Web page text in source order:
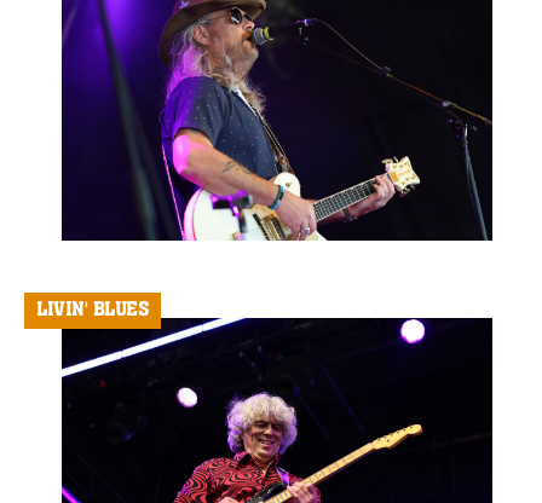
LIVIN' BLUES